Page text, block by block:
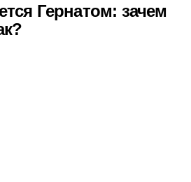
Гернатом: зачем